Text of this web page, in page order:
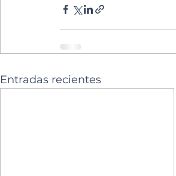
Entradas recientes